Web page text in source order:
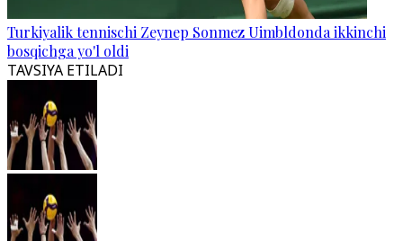
Turkiyalik tennischi Zeynep Sonmez Uimbldonda ikkinchi
bosqichga yo'l oldi
TAVSIYA ETILADI